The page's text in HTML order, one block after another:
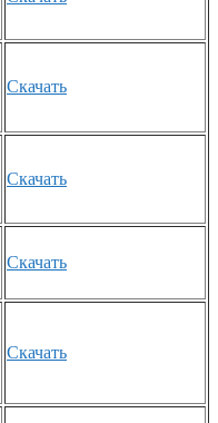
Скачать
Скачать
Скачать
Скачать